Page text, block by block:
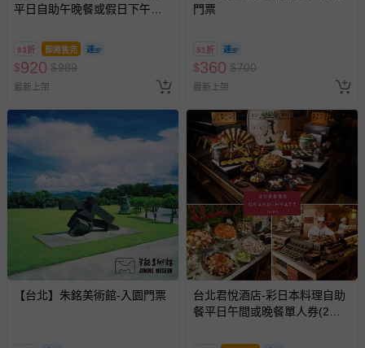
平日自助午晚餐或假日下午茶
93折 即將售完
$920 $989
最新上架
門票
51折
$360 $700
最新上架
【台北】朱銘美術館-入園門票
台北君悅酒店-彩日本料理自助
餐平日午間或晚餐單人券(2張